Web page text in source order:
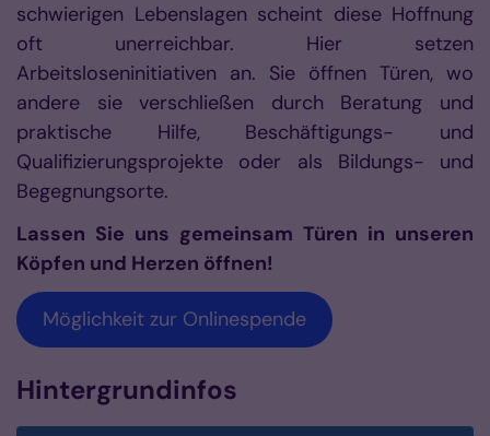
schwierigen Lebenslagen scheint diese Hoffnung
oft unerreichbar. Hier setzen
Arbeitsloseninitiativen an. Sie öffnen Türen, wo
andere sie verschließen durch Beratung und
praktische Hilfe, Beschäftigungs- und
Qualifizierungsprojekte oder als Bildungs- und
Begegnungsorte.
Lassen Sie uns gemeinsam Türen in unseren
Köpfen und Herzen öffnen!
Möglichkeit zur Onlinespende
Hintergrundinfos